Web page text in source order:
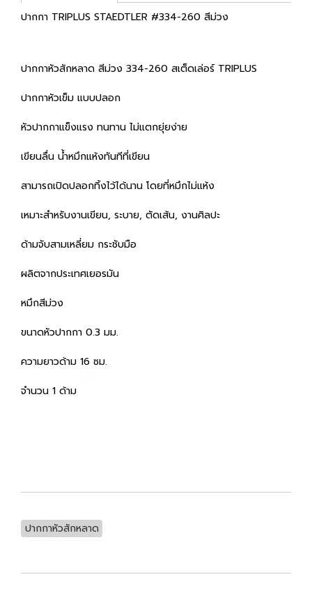
ปากกา TRIPLUS STAEDTLER #334-260 สีม่วง
ปากกาหัวสักหลาด สีม่วง 334-260 สเต็ดเล่อร์ TRIPLUS
ปากกาหัวเข็ม แบบปลอก
หัวปากกาแข็งแรง ทนทาน ไม่แตกยุ่ยง่าย
เขียนลื่น น้ำหมึกแห้งทันทีที่เขียน
สามารถเปิดปลอกทิ้งไว้ได้นาน โดยที่หมึกไม่แห้ง
เหมาะสำหรับงานเขียน, ระบาย, ตัดเส้น, งานศิลปะ
ด้ามจับสามเหลี่ยม กระชับมือ
ผลิตจากประเทศเยอรมัน
หมึกสีม่วง
ขนาดหัวปากกา 0.3 มม.
ความยาวด้าม 16 ซม.
จำนวน 1 ด้าม
ปากกาหัวสักหลาด